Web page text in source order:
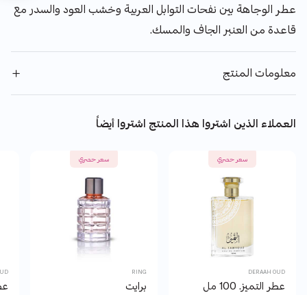
عطر الوجاهة بين نفحات التوابل العربية وخشب العود والسدر مع
قاعدة من العنبر الجاف والمسك.
معلومات المنتج
العملاء الذين اشتروا هذا المنتج اشتروا أيضاً
سعر حصري
DERAAH OUD
عطر التميز. 100 مل
سعر حصري
RING
برايت